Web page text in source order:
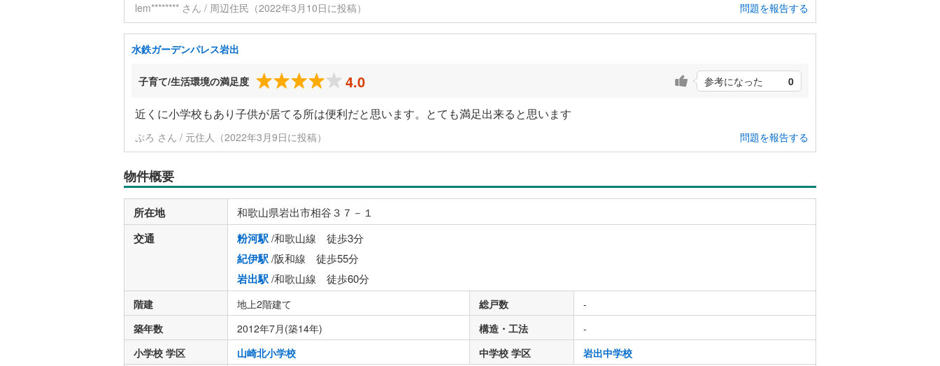
lem******** さん / 周辺住民（2022年3月10日に投稿） 問題を報告する
水鉄ガーデンパレス岩出
子育て/生活環境の満足度 4.0 参考になった 0
近くに小学校もあり子供が居てる所は便利だと思います。とても満足出来ると思います
ぷろ さん / 元住人（2022年3月9日に投稿） 問題を報告する
物件概要
所在地 和歌山県岩出市相谷３７－１
交通 粉河駅/和歌山線 徒歩3分
紀伊駅/阪和線 徒歩55分
岩出駅/和歌山線 徒歩60分
階建 地上2階建て 総戸数
-
築年数
2012年7月(築14年) 構造・工法
-
小学校 学区
山崎北小学校 中学校 学区 岩出中学校